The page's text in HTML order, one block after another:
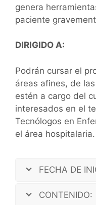
genera
paciente
DIRIGIDO A:
Podrán cursar el
áreas afines, de
estén a cargo del
interesados en el
Tecnólogos en
el área hospitalaria.
FECHA DE
CONTENIDO: